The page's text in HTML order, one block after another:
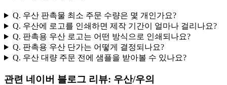
Q. 우산 판촉물 최소 주문 수량은 몇 개인가요?
Q. 우산에 로고를 인쇄하면 제작 기간이 얼마나 걸리나요?
Q. 판촉용 우산 로고는 어떤 방식으로 인쇄되나요?
Q. 판촉용 우산 단가는 어떻게 결정되나요?
Q. 우산 대량 주문 전에 샘플을 받아볼 수 있나요?
관련 네이버 블로그 리뷰: 우산/우의